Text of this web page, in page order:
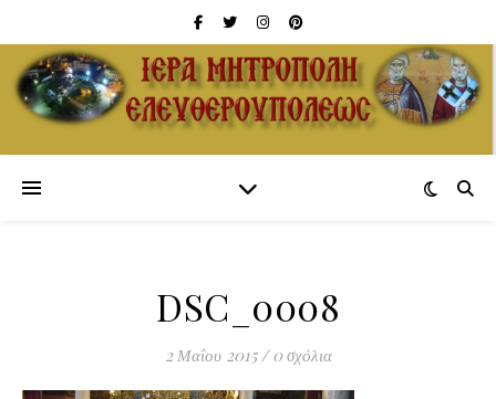
DSC_0008
2 Μαΐου 2015 / 0 σχόλια